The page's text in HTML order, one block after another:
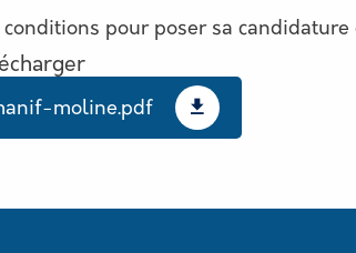
pour poser sa
moline.pdf